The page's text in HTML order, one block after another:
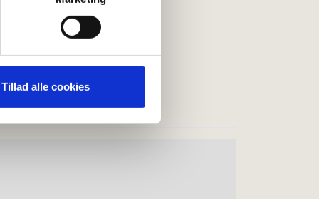
og til at analysere
for sociale medier,
Tillad alle cookies